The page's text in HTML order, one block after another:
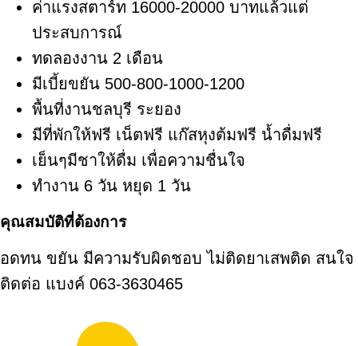
ค่าแรงสตาร์ท 16000-20000 บาทแล้วแต่
ประสบการณ์
ทดลองงาน 2 เดือน
มีเบี้ยขยัน 500-800-1000-1200
พื้นที่งานชลบุรี ระยอง
มีที่พักให้ฟรี เน็ตฟรี แก๊สหุงต้มฟรี น้ำดื่มฟรี
เย็นๆมีชาให้ดื่ม เพื่อความชื่นใจ
ทำงาน 6 วัน หยุด 1 วัน
คุณสมบัติที่ต้องการ
อดทน ขยัน มีความรับผิดชอบ ไม่ติดยาเสพติด สนใจ
ติดต่อ แบงค์ 063-3630465